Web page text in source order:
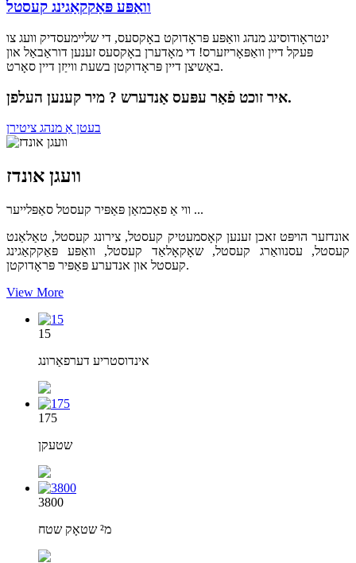
וואַפּע פּאַקקאַגינג קעסטל
ינטראָודוסינג מנהג וואַפּע פּראָדוקט באָקסעס, די שליימעסדיק וועג צו
פּעקל דיין וואַפּאָריזערס! די מאָדערן באָקסעס זענען דוראַבאַל און
באַשיצן דיין פּראָדוקטן בשעת ווייַזן דיין סאָרט.
איר זוכט פֿאַר עפּעס אַנדערש ? מיר קענען העלפן.
בעטן אַ מנהג ציטירן
וועגן אונדז
ווי אַ פאַכמאַן פּאַפּיר קעסטל סאַפּלייער ...
אונדזער הויפּט זאכן זענען קאָסמעטיק קעסטל, צירונג קעסטל, טאַלאַנט
קעסטל, עסנוואַרג קעסטל, שאָקאָלאַד קעסטל, וואַפּע פּאַקקאַגינג
קעסטל און אנדערע פּאַפּיר פּראָדוקטן.
View More
15
אינדוסטריע דערפאַרונג
175
שטעקן
3800
מ² שטאָק שטח